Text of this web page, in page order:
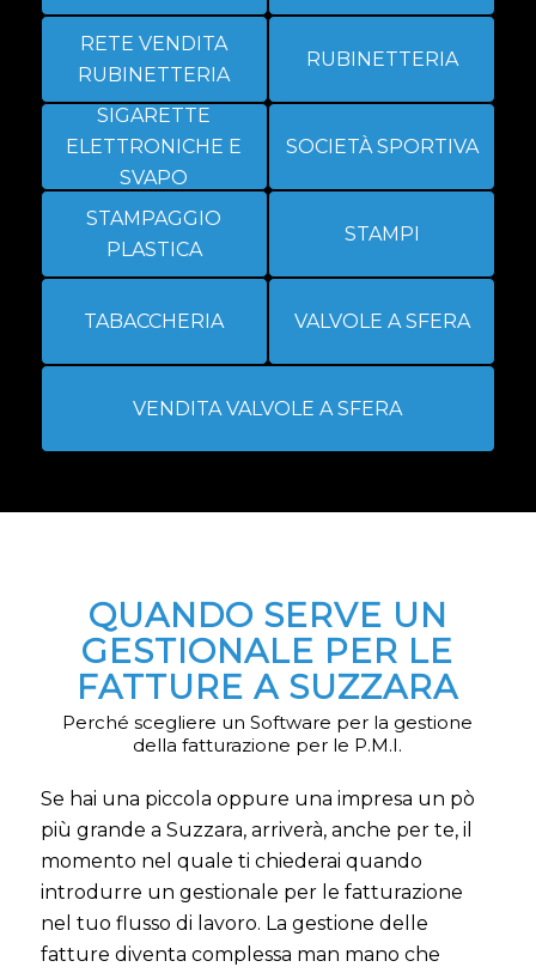
RETE VENDITA
RUBINETTERIA
RUBINETTERIA
SIGARETTE
ELETTRONICHE E
SVAPO
SOCIETÀ SPORTIVA
STAMPAGGIO
PLASTICA
STAMPI
TABACCHERIA VALVOLE A SFERA
VENDITA VALVOLE A SFERA
QUANDO SERVE UN
GESTIONALE PER LE
FATTURE A SUZZARA
Perché scegliere un Software per la gestione
della fatturazione per le P.M.I.
Se hai una piccola oppure una impresa un pò
più grande a Suzzara, arriverà, anche per te, il
momento nel quale ti chiederai quando
introdurre un gestionale per le fatturazione
nel tuo flusso di lavoro. La gestione delle
fatture diventa complessa man mano che